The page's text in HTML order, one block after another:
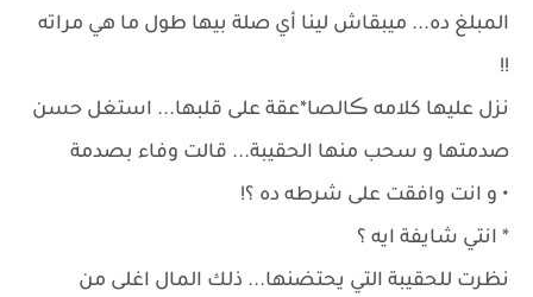
المبلغ ده... ميبقاش لينا أي صلة بيها طول ما هي مراته
!!
نزل عليها كلامه ڪالصا*عقة على قلبها... استغل حسن
صدمتها و سحب منها الحقيبة... قالت وفاء بصدمة
• و انت وافقت على شرطه ده ؟!
* انتي شايفة ايه ؟
نظرت للحقيبة التي يحتضنها... ذلك المال اغلى من